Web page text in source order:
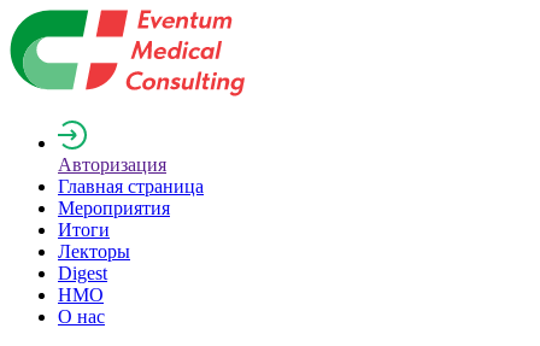
Авторизация
Главная страница
Мероприятия
Итоги
Лекторы
Digest
НМО
О нас